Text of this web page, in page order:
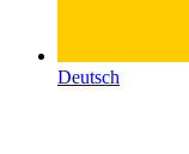
Deutsch